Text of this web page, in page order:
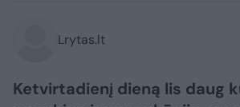
Lrytas.lt
Ketvirtadienį dieną lis daug